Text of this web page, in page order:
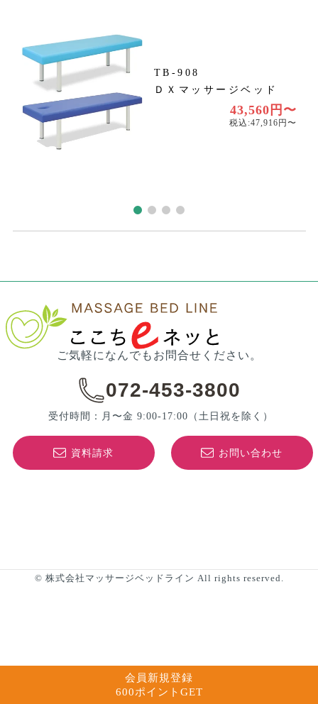
会員新規登録
600ポイントGET
TB-908
ＤＸマッサージベッド
43,560円〜
税込:47,916円〜
ご気軽になんでもお問合せください。
072-453-3800
受付時間：月〜金 9:00-17:00 （土日祝を除く）
資料請求 お問い合わせ
© 株式会社マッサージベッドライン All rights reserved.